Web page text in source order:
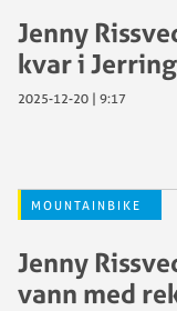
Jenny
kvar i
2025-12-20 | 9:17
MOUNTAINBIKE
Jenny
vann med